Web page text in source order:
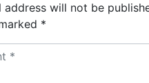
address will not be
*